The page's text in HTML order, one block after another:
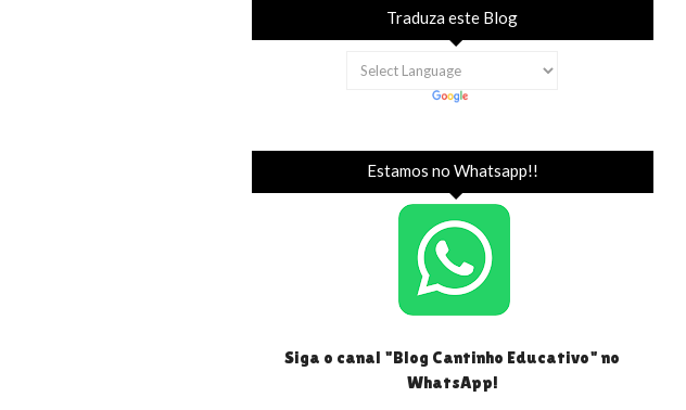
Traduza este Blog
Estamos no Whatsapp!!
Siga o canal "Blog Cantinho Educativo" no
WhatsApp!